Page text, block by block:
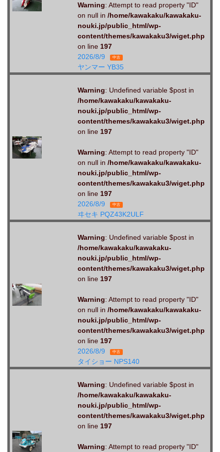
Warning: Attempt to read property "ID"
on null in /home/kawakaku/kawakaku-
nouki.jp/public_html/wp-
content/themes/kawakaku3/wiget.php
on line 197
2026/8/9
中古
ヤンマー YB35
Warning: Undefined variable $post in
/home/kawakaku/kawakaku-
nouki.jp/public_html/wp-
content/themes/kawakaku3/wiget.php
on line 197
Warning: Attempt to read property "ID"
on null in /home/kawakaku/kawakaku-
nouki.jp/public_html/wp-
content/themes/kawakaku3/wiget.php
on line 197
2026/8/9
中古
ヰセキ PQZ43K2ULF
Warning: Undefined variable $post in
/home/kawakaku/kawakaku-
nouki.jp/public_html/wp-
content/themes/kawakaku3/wiget.php
on line 197
Warning: Attempt to read property "ID"
on null in /home/kawakaku/kawakaku-
nouki.jp/public_html/wp-
content/themes/kawakaku3/wiget.php
on line 197
2026/8/9
中古
タイショー NPS140
Warning: Undefined variable $post in
/home/kawakaku/kawakaku-
nouki.jp/public_html/wp-
content/themes/kawakaku3/wiget.php
on line 197
Warning: Attempt to read property "ID"